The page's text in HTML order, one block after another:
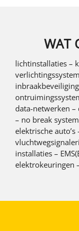
WAT
lichtinstallaties –
data-netwerken
– no break
elektrische
installaties –
elektrokeuringen